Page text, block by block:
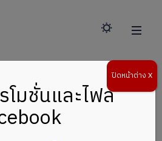
โมชั่นและไฟล์
ปิดหน้าต่าง X